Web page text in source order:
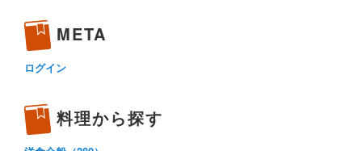
META
ログイン
料理から探す